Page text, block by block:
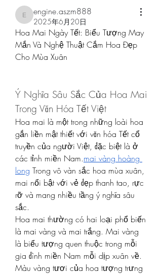
engine.aszm888
engine.aszm888
2025年6月20日
Hoa Mai Ngày Tết: Biểu Tượng May
Mắn Và Nghệ Thuật Cắm Hoa Đẹp
Cho Mùa Xuân
Ý Nghĩa Sâu Sắc Của Hoa Mai
Trong Văn Hóa Tết Việt
Hoa mai là một trong những loài hoa
gắn liền mật thiết với văn hóa Tết cổ
truyền của người Việt, đặc biệt là ở
các tỉnh miền Nam.mai vàng hoàng
long Trong vô vàn sắc hoa mùa xuân,
mai nổi bật với vẻ đẹp thanh tao, rực
rỡ và mang nhiều tầng ý nghĩa sâu
sắc.
Hoa mai thường có hai loại phổ biến
là mai vàng và mai trắng. Mai vàng
là biểu tượng quen thuộc trong mỗi
gia đình miền Nam mỗi dịp xuân về.
Màu vàng tươi của hoa tượng trưng